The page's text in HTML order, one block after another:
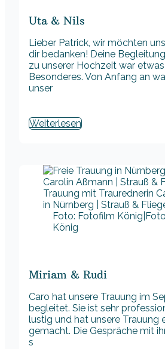
Uta & Nils
Lieber Patrick, wir möchten
dir bedanken! Deine
zu unserer Hochzeit war
Besonderes. Von Anfang an
unser
Weiterlesen
Foto: Fotofilm
König
Miriam & Rudi
Caro hat unsere Trauung im
begleitet. Sie ist sehr
lustig und hat unsere Trauung
gemacht. Die Gespräche mit
s